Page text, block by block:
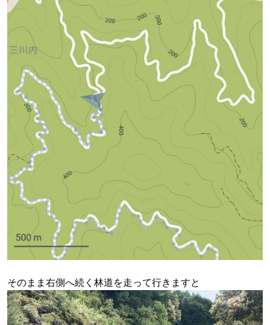
そのまま右側へ続く林道を走って行きますと